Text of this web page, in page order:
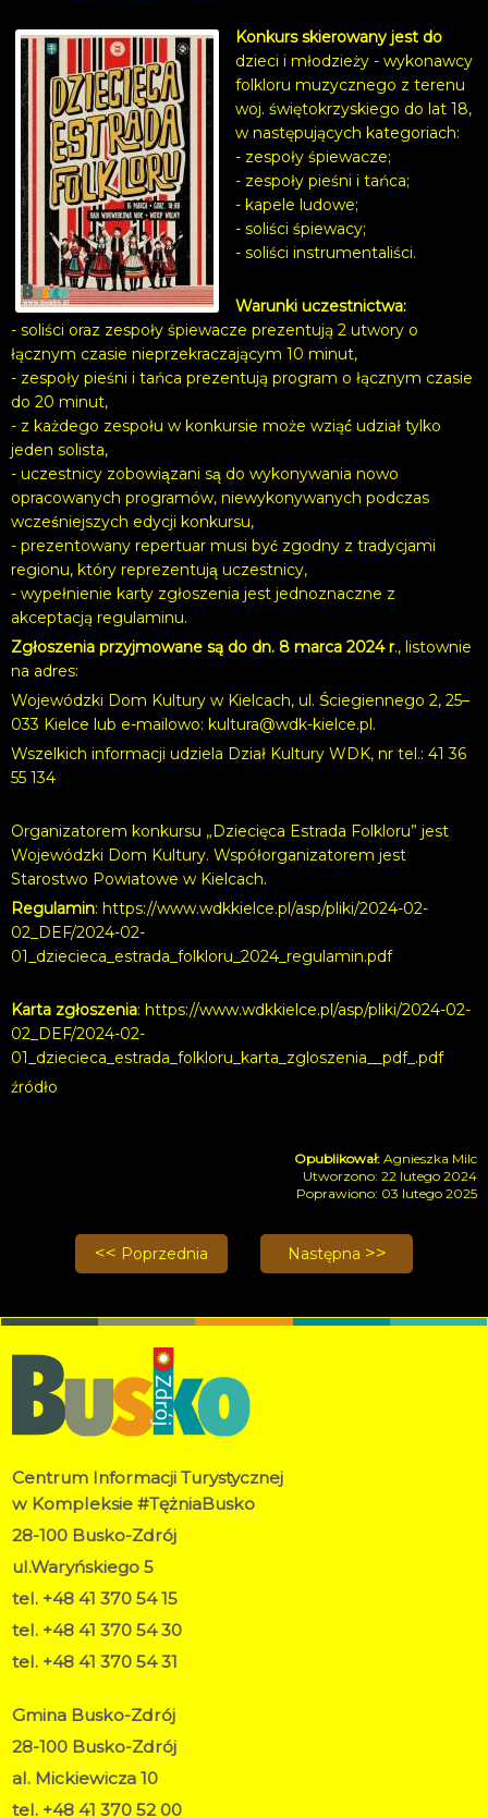
Konkurs skierowany jest do
dzieci i młodzieży - wykonawcy
folkloru muzycznego z terenu
woj. świętokrzyskiego do lat 18,
w następujących kategoriach:
- zespoły śpiewacze;
- zespoły pieśni i tańca;
- kapele ludowe;
- soliści śpiewacy;
- soliści instrumentaliści.
Warunki uczestnictwa:
- soliści oraz zespoły śpiewacze prezentują 2 utwory o
łącznym czasie nieprzekraczającym 10 minut,
- zespoły pieśni i tańca prezentują program o łącznym czasie
do 20 minut,
- z każdego zespołu w konkursie może wziąć́ udział tylko
jeden solista,
- uczestnicy zobowiązani są do wykonywania nowo
opracowanych programów, niewykonywanych podczas
wcześniejszych edycji konkursu,
- prezentowany repertuar musi być zgodny z tradycjami
regionu, który reprezentują uczestnicy,
- wypełnienie karty zgłoszenia jest jednoznaczne z
akceptacją regulaminu.
Zgłoszenia przyjmowane są do dn. 8 marca 2024 r., listownie
na adres:
Wojewódzki Dom Kultury w Kielcach, ul. Ściegiennego 2, 25–
033 Kielce lub e-mailowo: kultura@wdk-kielce.pl.
Wszelkich informacji udziela Dział Kultury WDK, nr tel.: 41 36
55 134
Organizatorem konkursu „Dziecięca Estrada Folkloru” jest
Wojewódzki Dom Kultury. Współorganizatorem jest
Starostwo Powiatowe w Kielcach.
Regulamin: https://www.wdkkielce.pl/asp/pliki/2024-02-
02_DEF/2024-02-
01_dziecieca_estrada_folkloru_2024_regulamin.pdf
Karta zgłoszenia: https://www.wdkkielce.pl/asp/pliki/2024-02-
02_DEF/2024-02-
01_dziecieca_estrada_folkloru_karta_zgloszenia__pdf_.pdf
źródło
Agnieszka Milc
Utworzono: 22 lutego 2024
Poprawiono: 03 lutego 2025
Poprzednia strona: Miasto moich marzeń
Poprzednia Następna strona:
Następna
Centrum Informacji Turystycznej
w Kompleksie #TężniaBusko
28-100 Busko-Zdrój
ul.Waryńskiego 5
tel. +48 41 370 54 15
tel. +48 41 370 54 30
tel. +48 41 370 54 31
Gmina Busko-Zdrój
28-100 Busko-Zdrój
al. Mickiewicza 10
tel. +48 41 370 52 00